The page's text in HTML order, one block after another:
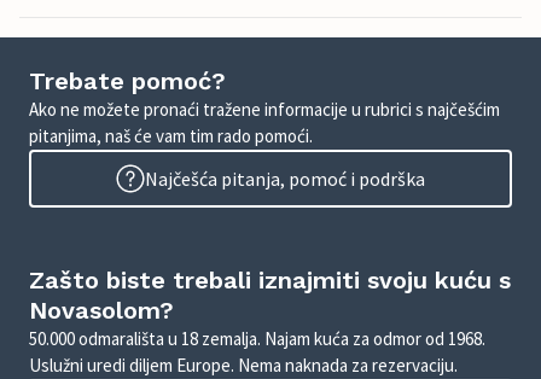
Trebate pomoć?
Ako ne možete pronaći tražene informacije u rubrici s najčešćim
pitanjima, naš će vam tim rado pomoći.
Najčešća pitanja, pomoć i podrška
Zašto biste trebali iznajmiti svoju kuću s
Novasolom?
50.000 odmarališta u 18 zemalja. Najam kuća za odmor od 1968.
Uslužni uredi diljem Europe. Nema naknada za rezervaciju.